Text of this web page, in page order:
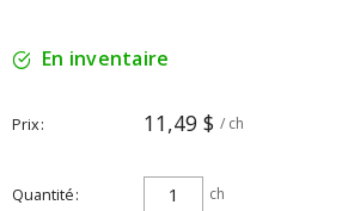
En inventaire
Prix 11,49 $ / ch
Quantité ch